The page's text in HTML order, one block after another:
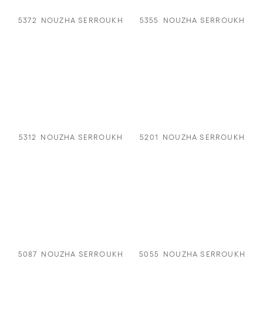
5372 NOUZHA SERROUKH 5355 NOUZHA SERROUKH
5312 NOUZHA SERROUKH 5201 NOUZHA SERROUKH
5087 NOUZHA SERROUKH 5055 NOUZHA SERROUKH